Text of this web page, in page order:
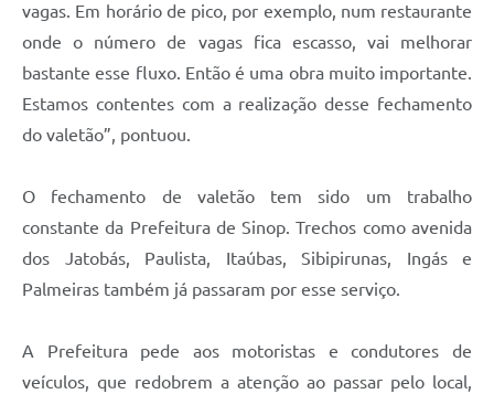
vagas. Em horário de pico, por exemplo, num restaurante
onde o número de vagas fica escasso, vai melhorar
bastante esse fluxo. Então é uma obra muito importante.
Estamos contentes com a realização desse fechamento
do valetão”, pontuou.
O fechamento de valetão tem sido um trabalho
constante da Prefeitura de Sinop. Trechos como avenida
dos Jatobás, Paulista, Itaúbas, Sibipirunas, Ingás e
Palmeiras também já passaram por esse serviço.
A Prefeitura pede aos motoristas e condutores de
veículos, que redobrem a atenção ao passar pelo local,